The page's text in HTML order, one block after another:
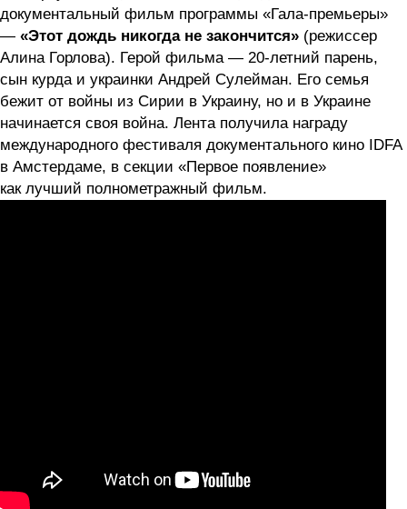
документальный фильм программы «Гала-премьеры»
— «Этот дождь никогда не закончится» (режиссер
Алина Горлова). Герой фильма — 20-летний парень,
сын курда и украинки Андрей Сулейман. Его семья
бежит от войны из Сирии в Украину, но и в Украине
начинается своя война. Лента получила награду
международного фестиваля документального кино IDFA
в Амстердаме, в секции «Первое появление»
как лучший полнометражный фильм.